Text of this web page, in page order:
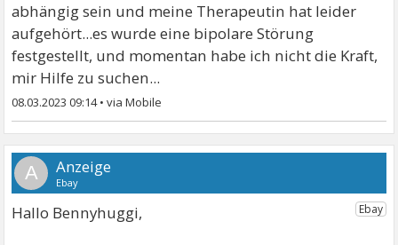
abhängig sein und meine Therapeutin hat leider
aufgehört...es wurde eine bipolare Störung
festgestellt, und momentan habe ich nicht die Kraft,
mir Hilfe zu suchen...
08.03.2023 09:14•
A
Hallo Bennyhuggi,